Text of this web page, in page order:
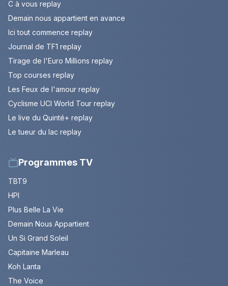
C à vous replay
Demain nous appartient en avance
Ici tout commence replay
Journal de TF1 replay
Tirage de l'Euro Millions replay
Top courses replay
Les Feux de l'amour replay
Cyclisme UCI World Tour replay
Le live du Quinté+ replay
Le tueur du lac replay
Programmes TV
TBT9
HPI
Plus Belle La Vie
Demain Nous Appartient
Un Si Grand Soleil
Capitaine Marleau
Koh Lanta
The Voice